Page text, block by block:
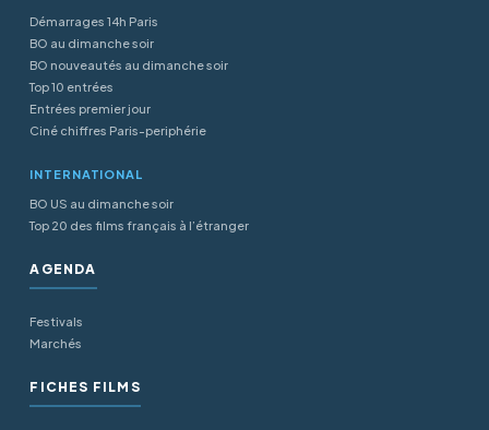
Démarrages 14h Paris
BO au dimanche soir
BO nouveautés au dimanche soir
Top 10 entrées
Entrées premier jour
Ciné chiffres Paris-periphérie
INTERNATIONAL
BO US au dimanche soir
Top 20 des films français à l’étranger
AGENDA
Festivals
Marchés
FICHES FILMS